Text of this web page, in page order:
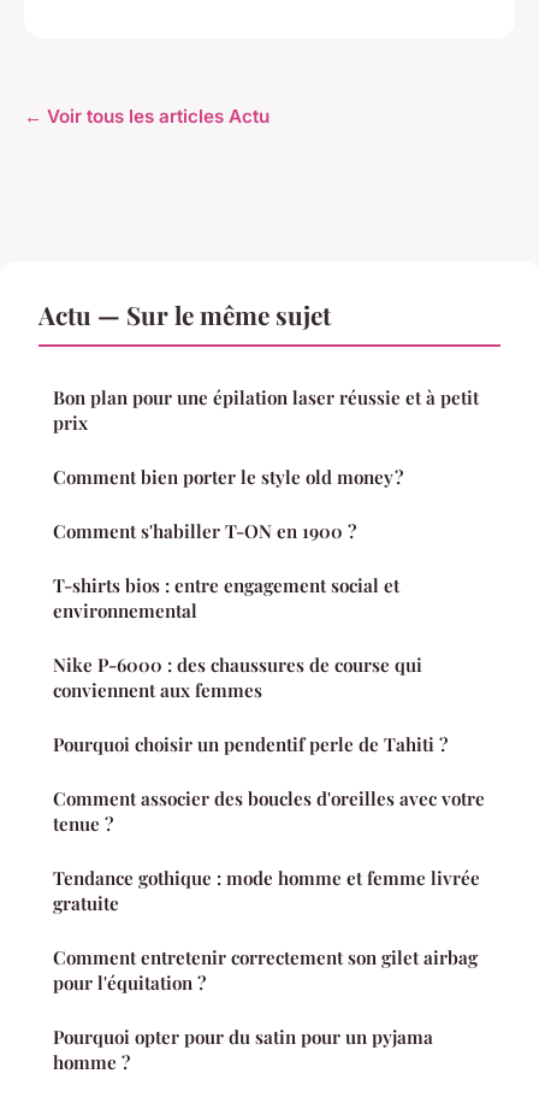
← Voir tous les articles Actu
Actu — Sur le même sujet
Bon plan pour une épilation laser réussie et à petit
prix
Comment bien porter le style old money ?
Comment s'habiller T-ON en 1900 ?
T-shirts bios : entre engagement social et
environnemental
Nike P-6000 : des chaussures de course qui
conviennent aux femmes
Pourquoi choisir un pendentif perle de Tahiti ?
Comment associer des boucles d'oreilles avec votre
tenue ?
Tendance gothique : mode homme et femme livrée
gratuite
Comment entretenir correctement son gilet airbag
pour l'équitation ?
Pourquoi opter pour du satin pour un pyjama
homme ?